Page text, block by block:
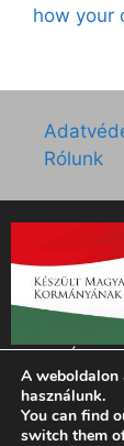
how your
Rólunk
„Az Új
szerződés
A weboldalon
használunk.
You can find
switch them